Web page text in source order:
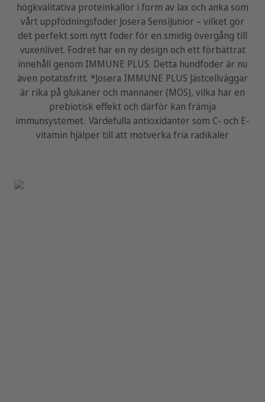
högkvalitativa proteinkällor i form av lax och anka som
vårt uppfödningsfoder Josera SensiJunior – vilket gör
det perfekt som nytt foder för en smidig övergång till
vuxenlivet. Fodret har en ny design och ett förbättrat
innehåll genom IMMUNE PLUS. Detta hundfoder är nu
även potatisfritt. *Josera IMMUNE PLUS Jästcellväggar
är rika på glukaner och mannaner (MOS), vilka har en
prebiotisk effekt och därför kan främja
immunsystemet. Värdefulla antioxidanter som C- och E-
vitamin hjälper till att motverka fria radikaler